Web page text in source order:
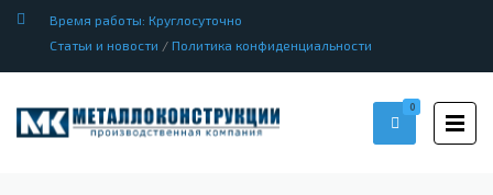
Время работы: Круглосуточно
Статьи и новости / Политика конфиденциальности
0